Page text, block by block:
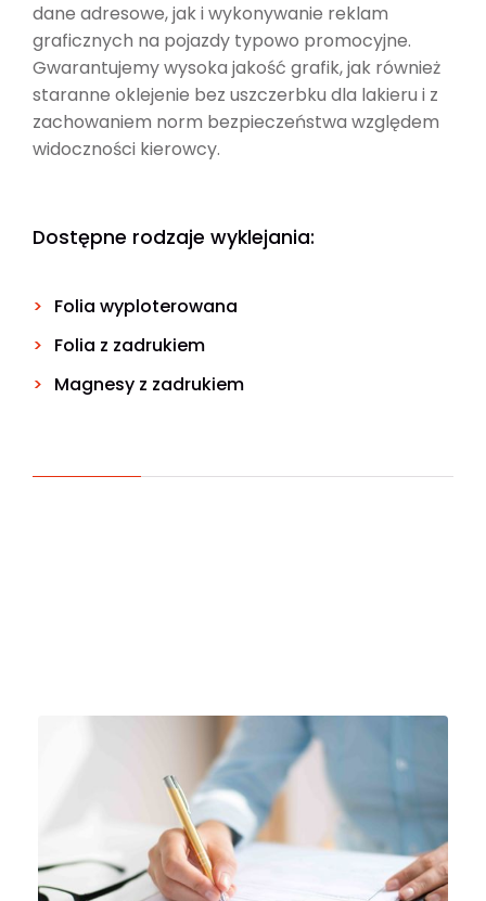
dane adresowe, jak i wykonywanie reklam
graficznych na pojazdy typowo promocyjne.
Gwarantujemy wysoka jakość grafik, jak również
staranne oklejenie bez uszczerbku dla lakieru i z
zachowaniem norm bezpieczeństwa względem
widoczności kierowcy.
Dostępne rodzaje wyklejania:
Folia wyploterowana
Folia z zadrukiem
Magnesy z zadrukiem